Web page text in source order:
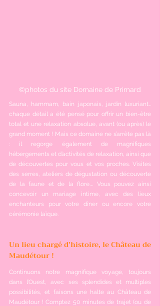
©photos du site Domaine de Primard
Sauna, hammam, bain japonais, jardin luxuriant…
chaque détail a été pensé pour offrir un bien-être
total et une relaxation absolue, avant (ou après) le
grand moment ! Mais ce domaine ne s’arrête pas là
: il regorge également de magnifiques
hébergements et d’activités de relaxation, ainsi que
de découvertes pour vous et vos proches. Visites
des serres, ateliers de dégustation ou découverte
de la faune et de la flore.… Vous pouvez ainsi
concevoir un mariage intime, avec des lieux
enchanteurs pour votre dîner ou encore votre
cérémonie laïque.
Un lieu chargé d’histoire, le Château de
Maudétour !
Continuons notre magnifique voyage, toujours
dans l’Ouest, avec ses splendides et multiples
possibilités, et faisons une halte au Château de
Maudétour ! Comptez 50 minutes de trajet (ou de